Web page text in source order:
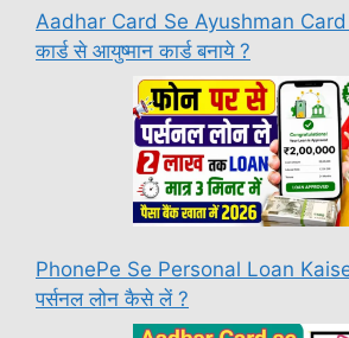
Aadhar Card Se Ayushman
कार्ड से आयुष्मान कार्ड बनाये ?
PhonePe Se Personal Loan
पर्सनल लोन कैसे लें ?